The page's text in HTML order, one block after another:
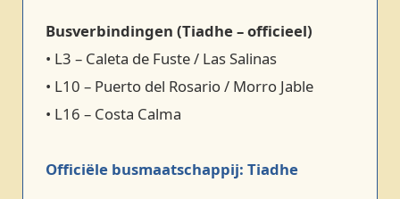
Busverbindingen (Tiadhe – officieel)
• L3 – Caleta de Fuste / Las Salinas
• L10 – Puerto del Rosario / Morro Jable
• L16 – Costa Calma
Officiële busmaatschappij: Tiadhe